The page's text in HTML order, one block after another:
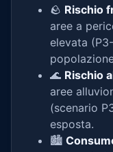
🪨 Rischio
aree a
elevata
🌊 Rischio
aree
(scenario
esposta.
🏙️